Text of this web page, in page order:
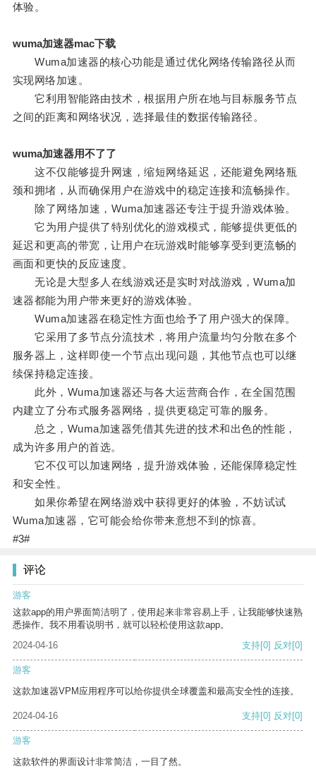
体验。
wuma加速器mac下载
Wuma加速器的核心功能是通过优化网络传输路径从而
实现网络加速。
它利用智能路由技术，根据用户所在地与目标服务节点
之间的距离和网络状况，选择最佳的数据传输路径。
wuma加速器用不了了
这不仅能够提升网速，缩短网络延迟，还能避免网络瓶
颈和拥堵，从而确保用户在游戏中的稳定连接和流畅操作。
除了网络加速，Wuma加速器还专注于提升游戏体验。
它为用户提供了特别优化的游戏模式，能够提供更低的
延迟和更高的带宽，让用户在玩游戏时能够享受到更流畅的
画面和更快的反应速度。
无论是大型多人在线游戏还是实时对战游戏，Wuma加
速器都能为用户带来更好的游戏体验。
Wuma加速器在稳定性方面也给予了用户强大的保障。
它采用了多节点分流技术，将用户流量均匀分散在多个
服务器上，这样即使一个节点出现问题，其他节点也可以继
续保持稳定连接。
此外，Wuma加速器还与各大运营商合作，在全国范围
内建立了分布式服务器网络，提供更稳定可靠的服务。
总之，Wuma加速器凭借其先进的技术和出色的性能，
成为许多用户的首选。
它不仅可以加速网络，提升游戏体验，还能保障稳定性
和安全性。
如果你希望在网络游戏中获得更好的体验，不妨试试
Wuma加速器，它可能会给你带来意想不到的惊喜。
#3#
评论
游客
这款app的用户界面简洁明了，使用起来非常容易上手，让我能够快速熟
悉操作。我不用看说明书，就可以轻松使用这款app。
2024-04-16
支持[0] 反对[0]
游客
这款加速器VPM应用程序可以给你提供全球覆盖和最高安全性的连接。
2024-04-16 支持[0] 反对[0]
游客
这款软件的界面设计非常简洁，一目了然。